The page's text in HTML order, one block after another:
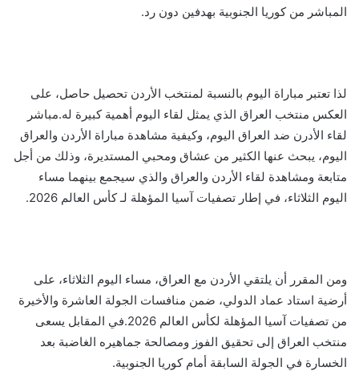
المباشر من كوريا الجنوبية بهدفين دون رد.
لذا تعتبر مباراة اليوم بالنسبة لمنتخب الأردن تحصيل حاصل، على
العكس منتخب العراق الذي يمثل لقاء اليوم أهمية كبيرة له.مباشر
لقاء الأدرن ضد العراق اليوم، وكيفية مشاهدة مباراة الأردن والعراق
اليوم، يبحث عنها الكثير من عشاق ومحبي المستديرة، وذلك من أجل
متابعة ومشاهدة لقاء الأردن والعراق والذي سيجمع بينهما مساء
اليوم الثلاثاء، في إطار تصفيات آسيا المؤهلة لـ كأس العالم 2026.
ومن المقرر أن يلتقي الأردن مع العراق، مساء اليوم الثلاثاء، على
أرضية استاد عماد الدولي، ضمن منافسات الجولة العاشرة والأخيرة
من تصفيات آسيا المؤهلة لكأس العالم 2026.في المقابل يسعى
منتخب العراق إلى تحقيق الفوز ومصالحة جماهيره الغاضبة بعد
الخسارة في الجولة السابقة أمام كوريا الجنوبية.